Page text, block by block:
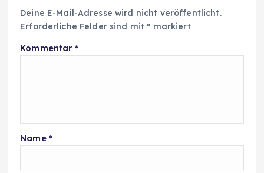
Deine E-Mail-Adresse wird nicht veröffentlicht.
Erforderliche Felder sind mit* markiert
Kommentar *
Name *